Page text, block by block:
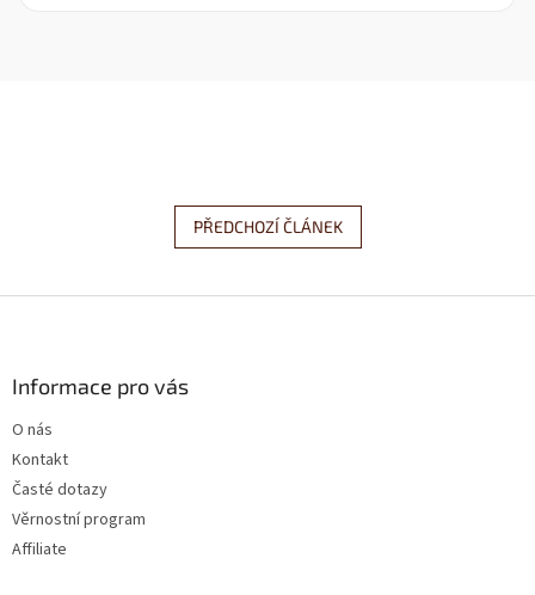
PŘEDCHOZÍ ČLÁNEK
Informace pro vás
O nás
Kontakt
Časté dotazy
Věrnostní program
Affiliate